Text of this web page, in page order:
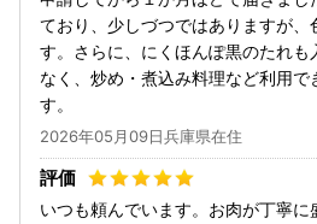
ており、少しづつではありますが
す。さらに、にくほんぽ黒のたれ
なく、炒め・煮込み料理など利用で
す。
2026年05月09日兵庫県在住
いつも頼んでいます。お肉が丁寧に